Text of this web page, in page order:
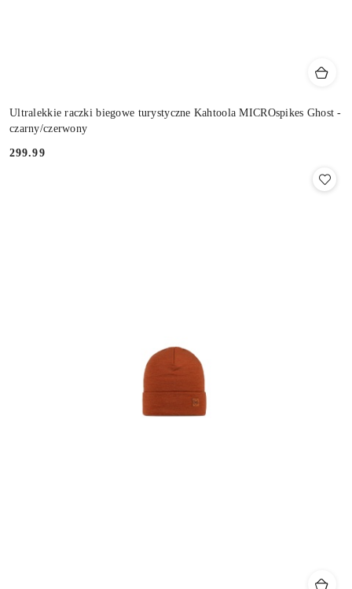
Ultralekkie raczki biegowe turystyczne Kahtoola MICROspikes Ghost -
czarny/czerwony
Cena:
299.99